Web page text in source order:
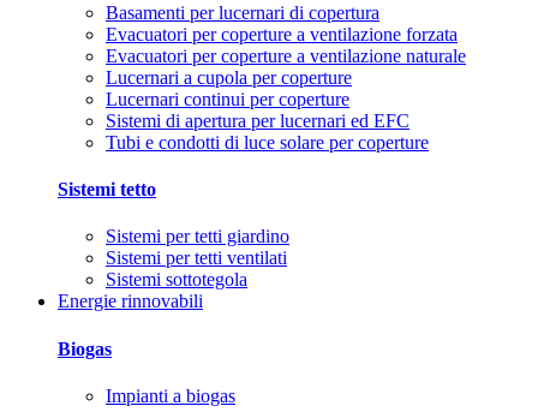
Basamenti per lucernari di copertura
Evacuatori per coperture a ventilazione forzata
Evacuatori per coperture a ventilazione naturale
Lucernari a cupola per coperture
Lucernari continui per coperture
Sistemi di apertura per lucernari ed EFC
Tubi e condotti di luce solare per coperture
Sistemi tetto
Sistemi per tetti giardino
Sistemi per tetti ventilati
Sistemi sottotegola
Energie rinnovabili
Biogas
Impianti a biogas